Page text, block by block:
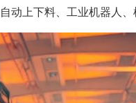
动上下料、工业机器人